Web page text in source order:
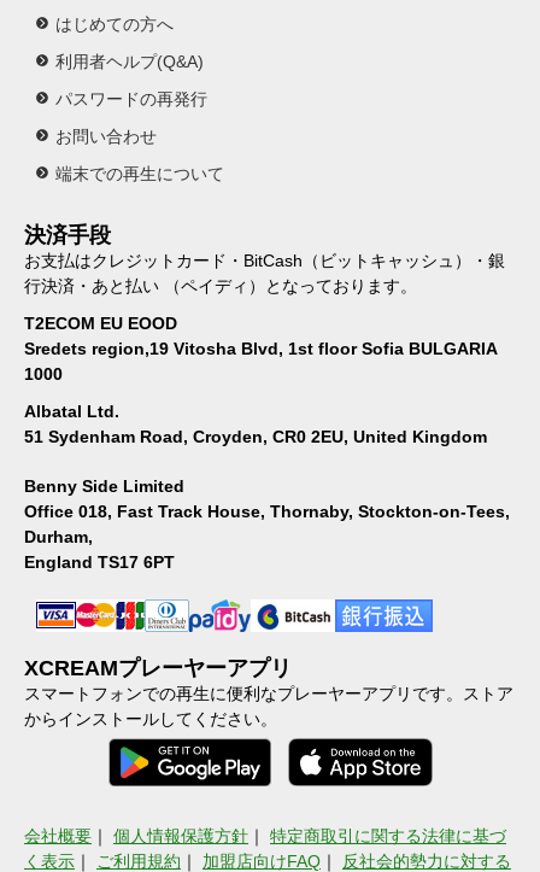
はじめての方へ
利用者ヘルプ(Q&A)
パスワードの再発行
お問い合わせ
端末での再生について
決済手段
お支払はクレジットカード・BitCash（ビットキャッシュ）・銀
行決済・あと払い （ペイディ）となっております。
T2ECOM EU EOOD
Sredets region,19 Vitosha Blvd, 1st floor Sofia BULGARIA
1000
Albatal Ltd.
51 Sydenham Road, Croyden, CR0 2EU, United Kingdom
Benny Side Limited
Office 018, Fast Track House, Thornaby, Stockton-on-Tees,
Durham,
England TS17 6PT
XCREAMプレーヤーアプリ
スマートフォンでの再生に便利なプレーヤーアプリです。ストア
からインストールしてください。
会社概要 ｜ 個人情報保護方針 ｜ 特定商取引に関する法律に基づ
く表示 ｜ ご利用規約 ｜ 加盟店向けFAQ ｜ 反社会的勢力に対する